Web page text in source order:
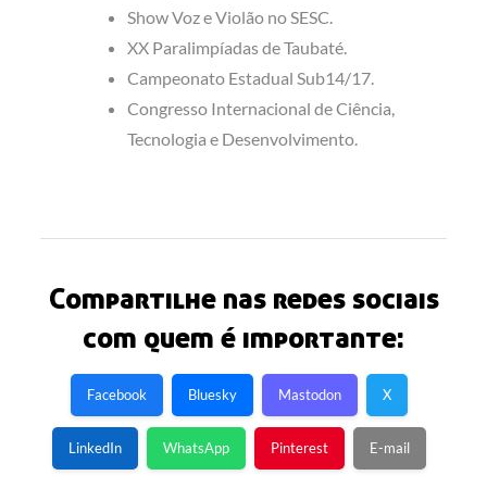
Show Voz e Violão no SESC.
XX Paralimpíadas de Taubaté.
Campeonato Estadual Sub14/17.
Congresso Internacional de Ciência,
Tecnologia e Desenvolvimento.
Compartilhe nas redes sociais
com quem é importante:
Facebook Bluesky Mastodon X
LinkedIn WhatsApp Pinterest E-mail